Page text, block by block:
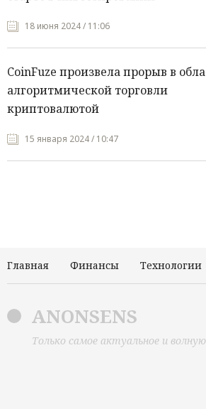
18 июня 2024 / 11:06
CoinFuze произвела прорыв в
алгоритмической торговли
криптовалютой
15 января 2024 / 10:47
Главная Финансы Технологии
ANONSENS
Только самое актуальное и